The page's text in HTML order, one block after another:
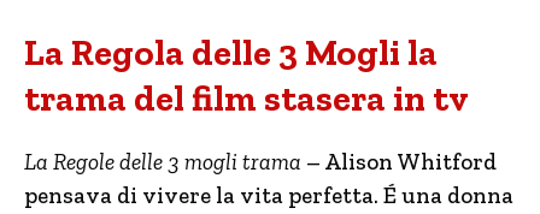
La Regola delle 3 Mogli la
trama del film stasera in tv
La Regole delle 3 mogli trama – Alison Whitford
pensava di vivere la vita perfetta. É una donna